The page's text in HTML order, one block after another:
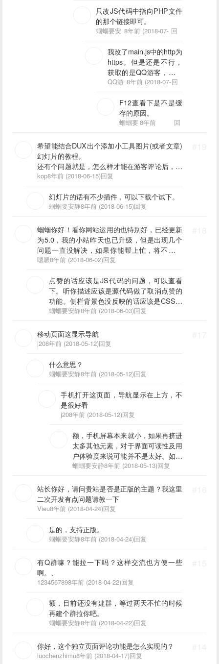
只改JS代码中指向PHP文件
的那个链接即可。
蝈蝈要安 8年前 (2018-07- 回
我改了main.js中的http为
https。但是还是不行，
获取的是QQ游客，是网
页重定向的原因吗
QQ游 8年前 (2018-07-回
F12查看下是不是缓
存的原因。
蝈蝈要8年前
03)
回
希望能结合DUX出个添加小工具图片(或者文章)
幻灯片的教程。
还有个问题就是，怎么样才能在游客评论后，在
其评论尾巴显示待审核状态，刷新后还能显示。
kop8年前 (2018-06-15)回复
幻灯片的话有不少插件，可以下载个试下。
蝈蝈要安静8年前 (2018-06-15)回复
蝈蝈你好！看你网站运用的也特别好，已经更新
为5.0，我的小站昨天也已升级，但是出现几个
问题一直没解决，如果你能帮上忙，将不胜感
激。1、我的点赞功能在谷歌浏览器下失效（点
你已赞）。2、主题页面左侧栏菜单（包括联系
我们、留言、标签等）点击后背景色没反应（这
个没升级之前还是好的。结果升级之后就没用
了，不知道是什么原因），还望赐教，不胜感激
嗯哌8年前 (2018-06-02)回复
点赞的话应该是JS代码的问题，可以查看
下。听你描述应该是源代码做了取消点赞的
功能。侧栏背景色没反映的话应该是CSS代
码没做相关处理，你看下main.css文件下有
检查一下吧。
蝈蝈要安静8年前 (2018-06-03)回复
移动页面这显示导航
j208年前 (2018-05-12)回复
什么意思？
蝈蝈要安静8年前 (2018-05-12)回复
手机打开这页面，导航显示在上方，不
是很好看
j208年前 (2018-05-12)回复
额，手机屏幕本来就小，如果再挤进
太多其他元素，对于界面可读性及用
户体验度来说可能并不是太好。如果
真要想加的话一般也就在页面底部添
蝈蝈要安静8年前 (2018-05-13)回复
站长你好，请问贵站是否是正版的主题？我这里
二次开发有点问题请教一下
Vieu8年前 (2018-04-24)回复
是的，支持正版。
蝈蝈要安静8年前 (2018-04-24)回复
有Q群嘛？能拉一下吗？这样交流也方便一些
啊。、
1234567898年前 (2018-04-22)回复
额，目前还没有建群，等过两天不忙的时候
再建个群拉你吧。
蝈蝈要安静8年前 (2018-04-22)回复
你好，这个独立页面评论功能是怎么实现的？
luochenzhimu8年前 (2018-04-17)回复